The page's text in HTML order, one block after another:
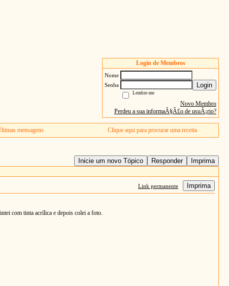
Login de Membros
Nome
Senha
Login
Lembre-me
Novo Membro
Perdeu a sua informaÃ§Ã£o de usuÃ¡rio?
mensagens Clique aqui para procurar uma receita
Inicie um novo Tópico Responder Imprima
Link permanente Imprima
com tinta acrílica e depois colei a foto.